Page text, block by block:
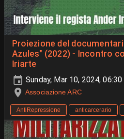
Proiezione del
Azules" (2022) - Incontro con il regista Ander
Iriarte
Sunday, Mar 10, 2024,
Associazione ARC
AntiRepressione anticarcerario